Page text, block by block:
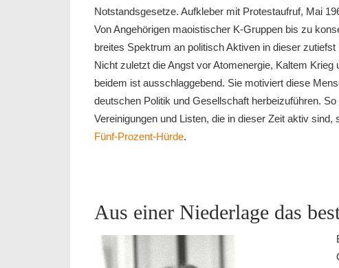
Notstandsgesetze. Aufkleber mit Protestaufruf, Mai
Von Angehörigen maoistischer K-Gruppen bis zu
breites Spektrum an politisch Aktiven in dieser
Nicht zuletzt die Angst vor Atomenergie, Kaltem
beidem ist ausschlaggebend. Sie motiviert diese
deutschen Politik und Gesellschaft herbeizuführen. So
Vereinigungen und Listen, die in dieser Zeit aktiv
Fünf-Prozent-Hürde.
Aus einer Niederlage das